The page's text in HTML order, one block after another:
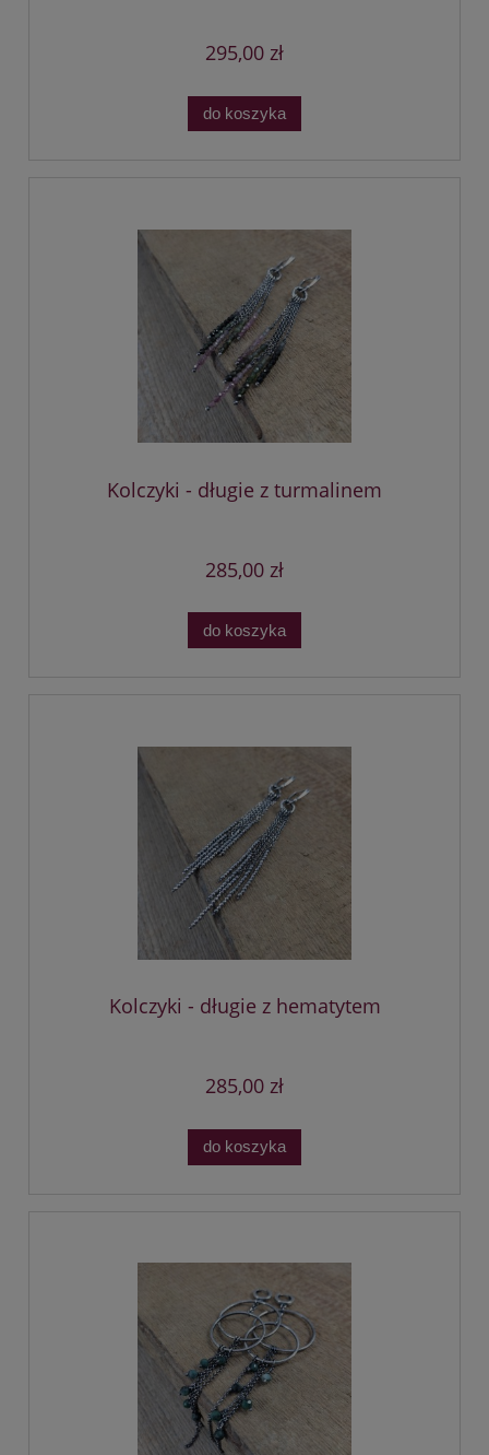
295,00 zł
do koszyka
Kolczyki - długie z turmalinem
285,00 zł
do koszyka
Kolczyki - długie z hematytem
285,00 zł
do koszyka